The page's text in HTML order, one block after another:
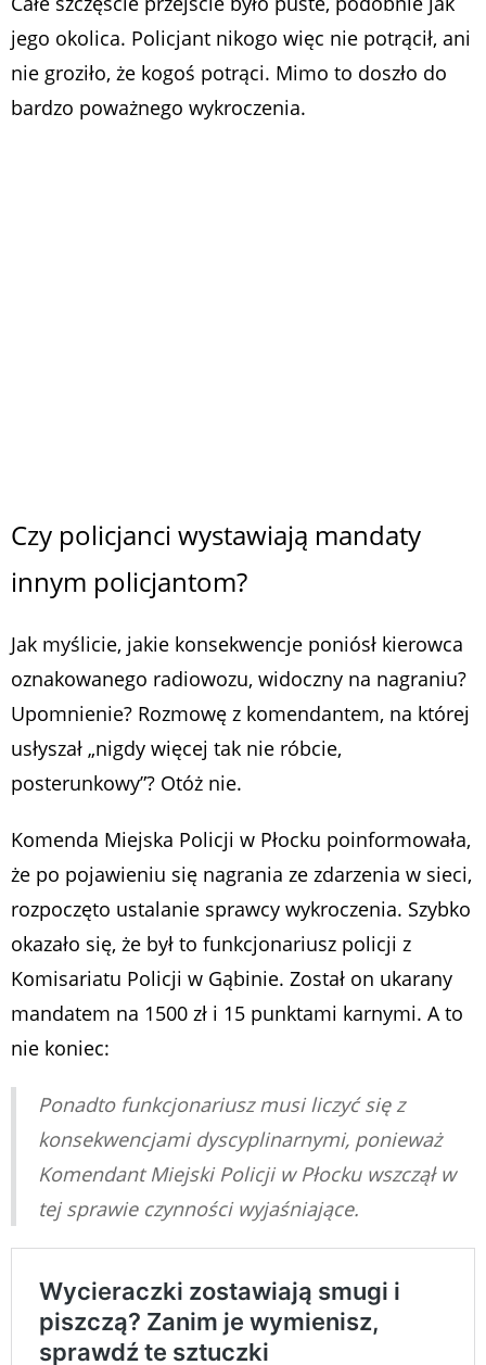
jego okolica. Policjant nikogo więc nie potrącił, ani
nie groziło, że kogoś potrąci. Mimo to doszło do
bardzo poważnego wykroczenia.
Czy policjanci wystawiają mandaty
innym policjantom?
Jak myślicie, jakie konsekwencje poniósł kierowca
oznakowanego radiowozu, widoczny na nagraniu?
Upomnienie? Rozmowę z komendantem, na której
usłyszał „nigdy więcej tak nie róbcie,
posterunkowy”? Otóż nie.
Komenda Miejska Policji w Płocku poinformowała,
że po pojawieniu się nagrania ze zdarzenia w sieci,
rozpoczęto ustalanie sprawcy wykroczenia. Szybko
okazało się, że był to funkcjonariusz policji z
Komisariatu Policji w Gąbinie. Został on ukarany
mandatem na 1500 zł i 15 punktami karnymi. A to
nie koniec:
Ponadto funkcjonariusz musi liczyć się z
konsekwencjami dyscyplinarnymi, ponieważ
Komendant Miejski Policji w Płocku wszczął w
tej sprawie czynności wyjaśniające.